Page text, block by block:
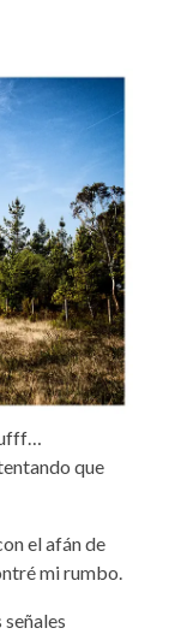
que
el afán de
mi rumbo.
señales